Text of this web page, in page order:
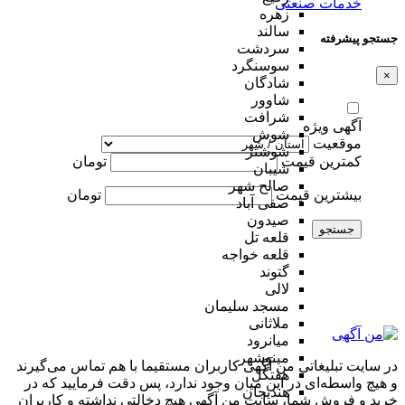
زهره
سالند
سردشت
سوسنگرد
شادگان
شاوور
شرافت
شوش
شوشتر
شیبان
صالح شهر
صفی آباد
صیدون
قلعه تل
قلعه خواجه
گتوند
لالی
مسجد سلیمان
ملاثانی
میانرود
مینوشهر
هفتگل
هندیجان
خدمات صنعتی
جستجو پیشرفته
×
آگهی ویژه
موقعیت
کمترین قیمت
تومان
بیشترین قیمت تومان
جستجو
در سایت تبلیغاتی من آگهی کاربران مستقیما با هم تماس می‌گیرند
و هیچ واسطه‌ای در این میان وجود ندارد، پس دقت فرمایید که در
خرید و فروشِ شما، سایت من آگهی هیچ دخالتی نداشته و کاربران